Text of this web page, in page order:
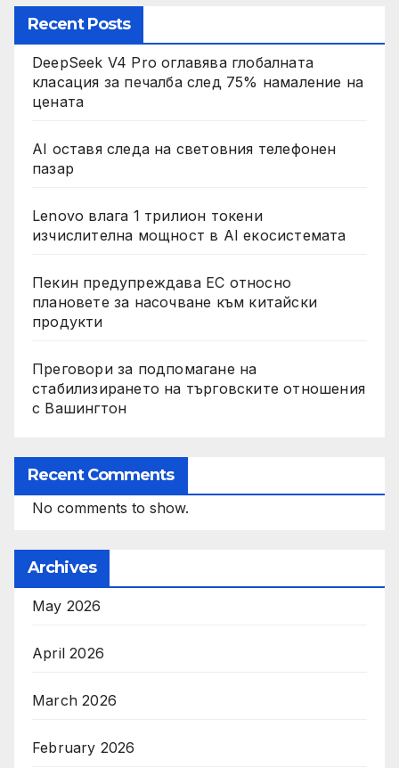
Recent Posts
DeepSeek V4 Pro оглавява глобалната
класация за печалба след 75% намаление на
цената
AI оставя следа на световния телефонен
пазар
Lenovo влага 1 трилион токени
изчислителна мощност в AI екосистемата
Пекин предупреждава ЕС относно
плановете за насочване към китайски
продукти
Преговори за подпомагане на
стабилизирането на търговските отношения
с Вашингтон
Recent Comments
No comments to show.
Archives
May 2026
April 2026
March 2026
February 2026